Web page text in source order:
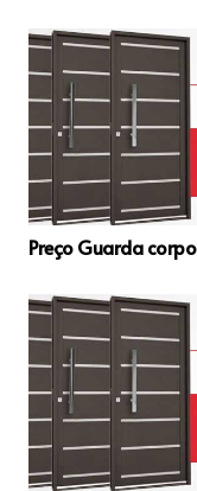
Preço Guarda